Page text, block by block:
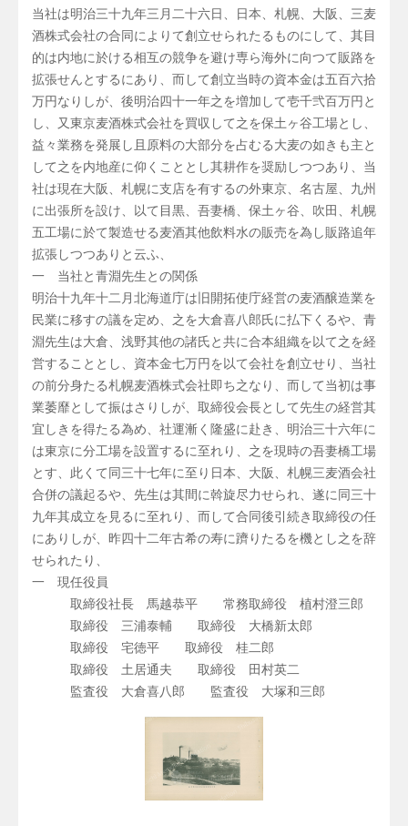
当社は明治三十九年三月二十六日、日本、札幌、大阪、三麦
酒株式会社の合同によりて創立せられたるものにして、其目
的は内地に於ける相互の競争を避け専ら海外に向つて販路を
拡張せんとするにあり、而して創立当時の資本金は五百六拾
万円なりしが、後明治四十一年之を増加して壱千弐百万円と
し、又東京麦酒株式会社を買収して之を保土ヶ谷工場とし、
益々業務を発展し且原料の大部分を占むる大麦の如きも主と
して之を内地産に仰くこととし其耕作を奨励しつつあり、当
社は現在大阪、札幌に支店を有するの外東京、名古屋、九州
に出張所を設け、以て目黒、吾妻橋、保土ヶ谷、吹田、札幌
五工場に於て製造せる麦酒其他飲料水の販売を為し販路追年
拡張しつつありと云ふ、
一 当社と青淵先生との関係
明治十九年十二月北海道庁は旧開拓使庁経営の麦酒醸造業を
民業に移すの議を定め、之を大倉喜八郎氏に払下くるや、青
淵先生は大倉、浅野其他の諸氏と共に合本組織を以て之を経
営することとし、資本金七万円を以て会社を創立せり、当社
の前分身たる札幌麦酒株式会社即ち之なり、而して当初は事
業萎靡として振はさりしが、取締役会長として先生の経営其
宜しきを得たる為め、社運漸く隆盛に赴き、明治三十六年に
は東京に分工場を設置するに至れり、之を現時の吾妻橋工場
とす、此くて同三十七年に至り日本、大阪、札幌三麦酒会社
合併の議起るや、先生は其間に斡旋尽力せられ、遂に同三十
九年其成立を見るに至れり、而して合同後引続き取締役の任
にありしが、昨四十二年古希の寿に躋りたるを機とし之を辞
せられたり、
一 現任役員
取締役社長 馬越恭平 常務取締役 植村澄三郎
取締役 三浦泰輔 取締役 大橋新太郎
取締役 宅徳平 取締役 桂二郎
取締役 土居通夫 取締役 田村英二
監査役 大倉喜八郎 監査役 大塚和三郎